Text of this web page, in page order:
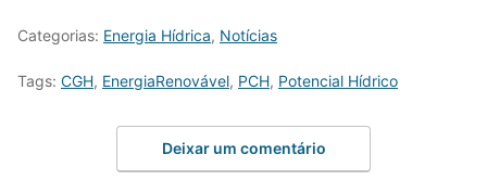
Categorias: Energia Hídrica, Notícias
Tags: CGH, EnergiaRenovável, PCH, Potencial Hídrico
Deixar um comentário